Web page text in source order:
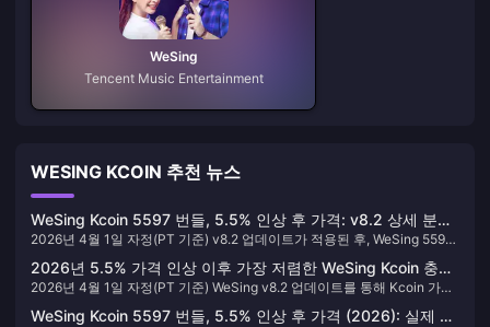
WeSing
Tencent Music Entertainment
WESING KCOIN 추천 뉴스
WeSing Kcoin 5597 번들, 5.5% 인상 후 가격: v8.2 상세 분석
(2026)
2026년 4월 1일 자정(PT 기준) v8.2 업데이트가 적용된 후, WeSing 5597
다. 이는 v8.2 패치 노트에 명시된 대로 6개 번들 등급 전체에 걸쳐 일괄적
으로 **+$4.56 / +5.5%**가 인상된 수치입니다. 이를 계산하면 기본 단가
는 **Kcoin당 1.56¢**이며, 보너스 이벤트율을 적용할 경우 **Kcoin당
2026년 5.5% 가격 인상 이후 가장 저렴한 WeSing Kcoin 충전
방법: 실제 계산, 검증된 채널, 최종 결론
2026년 4월 1일 자정(PT 기준) WeSing v8.2 업데이트를 통해 Kcoin 가격
이 5.5% 인상된 이후, 가장 저렴한 충전 경로는 더 이상 인앱 결제가 아닙니
다. 5597 Kcoin 번들 가격은 기존 82.97달러에서 87.53달러로 인상되었으
WeSing Kcoin 5597 번들, 5.5% 인상 후 가격 (2026): 실제 비